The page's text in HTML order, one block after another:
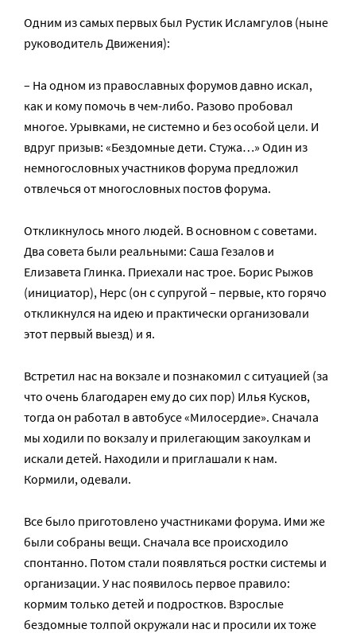
Одним из самых первых был Рустик Исламгулов (ныне
руководитель Движения):
– На одном из православных форумов давно искал,
как и кому помочь в чем-либо. Разово пробовал
многое. Урывками, не системно и без особой цели. И
вдруг призыв: «Бездомные дети. Стужа…» Один из
немногословных участников форума предложил
отвлечься от многословных постов форума.
Откликнулось много людей. В основном с советами.
Два совета были реальными: Саша Гезалов и
Елизавета Глинка. Приехали нас трое. Борис Рыжов
(инициатор), Нерс (он с супругой – первые, кто горячо
откликнулся на идею и практически организовали
этот первый выезд) и я.
Встретил нас на вокзале и познакомил с ситуацией (за
что очень благодарен ему до сих пор) Илья Кусков,
тогда он работал в автобусе «Милосердие». Сначала
мы ходили по вокзалу и прилегающим закоулкам и
искали детей. Находили и приглашали к нам.
Кормили, одевали.
Все было приготовлено участниками форума. Ими же
были собраны вещи. Сначала все происходило
спонтанно. Потом стали появляться ростки системы и
организации. У нас появилось первое правило:
кормим только детей и подростков. Взрослые
бездомные толпой окружали нас и просили их тоже